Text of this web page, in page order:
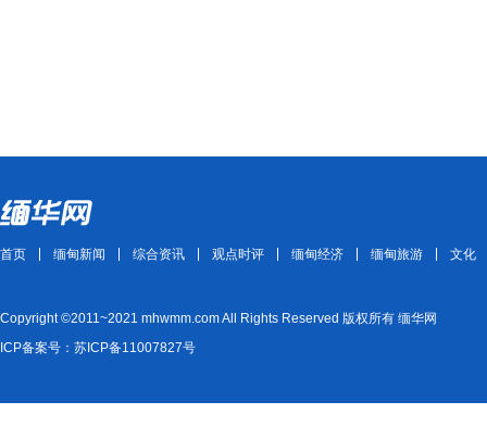
首页 缅甸新闻 综合资讯 观点时评 缅甸经济 缅甸旅游 文化
Copyright ©2011~2021 mhwmm.com All Rights Reserved 版权所有 缅华网
ICP备案号：苏ICP备11007827号